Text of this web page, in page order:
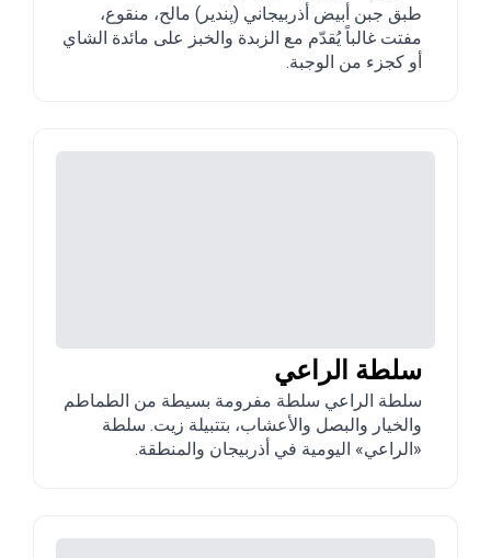
طبق جبن أبيض أذربيجاني (پندير) مالح، منقوع،
مفتت غالباً يُقدّم مع الزبدة والخبز على مائدة الشاي
أو كجزء من الوجبة.
سلطة الراعي
سلطة الراعي سلطة مفرومة بسيطة من الطماطم
والخيار والبصل والأعشاب، بتتبيلة زيت. سلطة
«الراعي» اليومية في أذربيجان والمنطقة.